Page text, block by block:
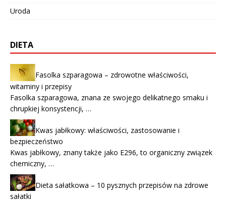
Uroda
DIETA
Fasolka szparagowa – zdrowotne właściwości,
witaminy i przepisy
Fasolka szparagowa, znana ze swojego delikatnego smaku i
chrupkiej konsystencji, …
Kwas jabłkowy: właściwości, zastosowanie i
bezpieczeństwo
Kwas jabłkowy, znany także jako E296, to organiczny związek
chemiczny, …
Dieta sałatkowa – 10 pysznych przepisów na zdrowe
sałatki